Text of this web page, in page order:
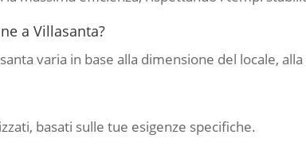
a Villasanta?
varia in base alla dimensione del locale,
basati sulle tue esigenze specifiche.